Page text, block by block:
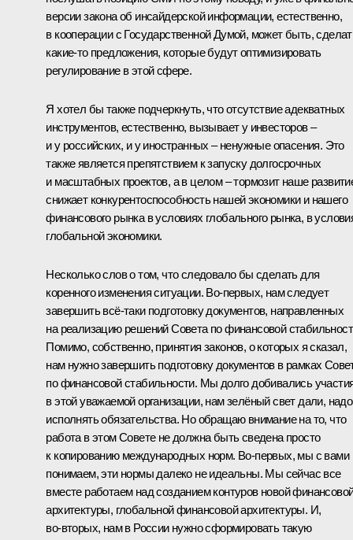
версии закона об инсайдерской информации, естественно,
в кооперации с Государственной Думой, может быть,
какие‑то предложения, которые будут оптимизировать
регулирование в этой сфере.
Я хотел бы также подчеркнуть, что отсутствие адекватных
инструментов, естественно, вызывает у инвесторов –
и у российских, и у иностранных – ненужные опасения. Это
также является препятствием к запуску долгосрочных
и масштабных проектов, а в целом – тормозит наше
снижает конкурентоспособность нашей экономики и нашего
финансового рынка в условиях глобального рынка, в
глобальной экономики.
Несколько слов о том, что следовало бы сделать для
коренного изменения ситуации. Во‑первых, нам следует
завершить всё‑таки подготовку документов, направленных
на реализацию решений Совета по финансовой
Помимо, собственно, принятия законов, о которых я сказал,
нам нужно завершить подготовку документов в рамках
по финансовой стабильности. Мы долго добивались
в этой уважаемой организации, нам зелёный свет дали, надо
исполнять обязательства. Но обращаю внимание на то, что
работа в этом Совете не должна быть сведена просто
к копированию международных норм. Во‑первых, мы с вами
понимаем, эти нормы далеко не идеальны. Мы сейчас все
вместе работаем над созданием контуров новой
архитектуры, глобальной финансовой архитектуры. И,
во‑вторых, нам в России нужно сформировать такую